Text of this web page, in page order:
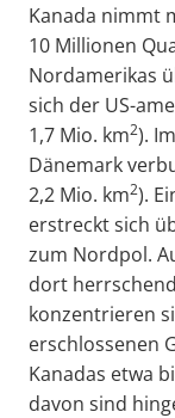
Kanada nimmt
10 Millionen
Nordamerikas
sich der US-
1,7 Mio. km2).
Dänemark
2,2 Mio. km2).
erstreckt sich
zum Nordpol.
dort
konzentrieren
erschlossenen
Kanadas etwa
davon sind